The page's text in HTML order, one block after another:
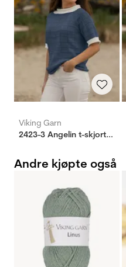
Viking Garn
2423-3 Angelin t-skjorte marine
Andre kjøpte også